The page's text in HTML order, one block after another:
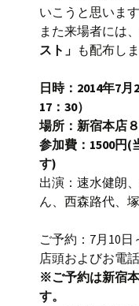
いこうと思います
また来場者には、
スト」 も配布し
日時：2014年7
17：30）
場所：新宿本店
参加費：1500円(
す)
出演：速水健朗
ん、西森路代、
ご予約：7月10日
店頭およびお電
※ご予約は新宿
す。